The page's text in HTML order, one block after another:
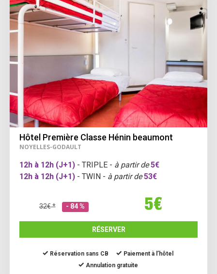
Hôtel Première Classe Hénin beaumont
NOYELLES-GODAULT
12h à 12h (J+1) - TRIPLE - à partir de 5€
12h à 12h (J+1) - TWIN - à partir de 53€
32€ * - 84 % 5€
RÉSERVER
Réservation sans CB
Paiement à l’hôtel
Annulation gratuite